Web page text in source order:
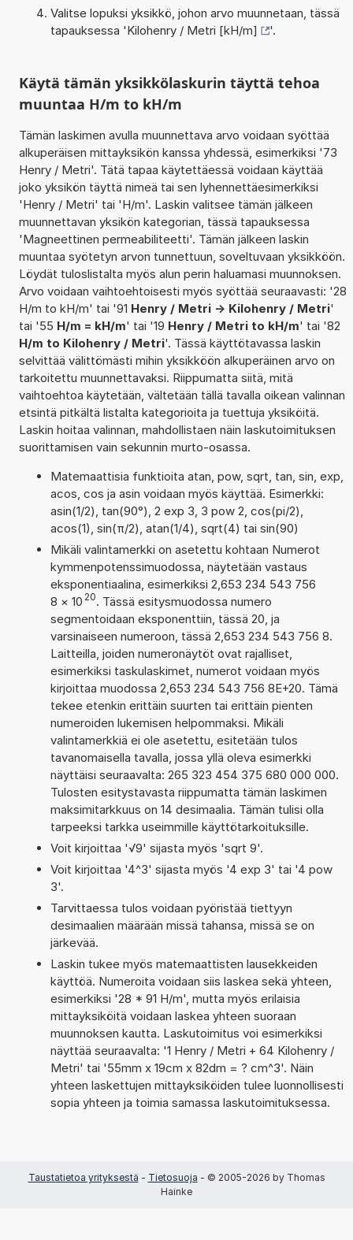
Valitse lopuksi yksikkö, johon arvo muunnetaan, tässä
tapauksessa 'Kilohenry / Metri [kH/m] '.
Käytä tämän yksikkölaskurin täyttä tehoa
muuntaa H/m to kH/m
Tämän laskimen avulla muunnettava arvo voidaan syöttää
alkuperäisen mittayksikön kanssa yhdessä, esimerkiksi '73
Henry / Metri'. Tätä tapaa käytettäessä voidaan käyttää
joko yksikön täyttä nimeä tai sen lyhennettäesimerkiksi
'Henry / Metri' tai 'H/m'. Laskin valitsee tämän jälkeen
muunnettavan yksikön kategorian, tässä tapauksessa
'Magneettinen permeabiliteetti'. Tämän jälkeen laskin
muuntaa syötetyn arvon tunnettuun, soveltuvaan yksikköön.
Löydät tuloslistalta myös alun perin haluamasi muunnoksen.
Arvo voidaan vaihtoehtoisesti myös syöttää seuraavasti: '28
H/m to kH/m' tai '91 Henry / Metri -> Kilohenry / Metri'
tai '55 H/m = kH/m' tai '19 Henry / Metri to kH/m' tai '82
H/m to Kilohenry / Metri'. Tässä käyttötavassa laskin
selvittää välittömästi mihin yksikköön alkuperäinen arvo on
tarkoitettu muunnettavaksi. Riippumatta siitä, mitä
vaihtoehtoa käytetään, vältetään tällä tavalla oikean valinnan
etsintä pitkältä listalta kategorioita ja tuettuja yksiköitä.
Laskin hoitaa valinnan, mahdollistaen näin laskutoimituksen
suorittamisen vain sekunnin murto-osassa.
Matemaattisia funktioita atan, pow, sqrt, tan, sin, exp,
acos, cos ja asin voidaan myös käyttää. Esimerkki:
asin(1/2), tan(90°), 2 exp 3, 3 pow 2, cos(pi/2),
acos(1), sin(π/2), atan(1/4), sqrt(4) tai sin(90)
Mikäli valintamerkki on asetettu kohtaan Numerot
kymmenpotenssimuodossa, näytetään vastaus
eksponentiaalina, esimerkiksi 2,653 234 543 756
8 × 10 20. Tässä esitysmuodossa numero
segmentoidaan eksponenttiin, tässä 20, ja
varsinaiseen numeroon, tässä 2,653 234 543 756 8.
Laitteilla, joiden numeronäytöt ovat rajalliset,
esimerkiksi taskulaskimet, numerot voidaan myös
kirjoittaa muodossa 2,653 234 543 756 8E+20. Tämä
tekee etenkin erittäin suurten tai erittäin pienten
numeroiden lukemisen helpommaksi. Mikäli
valintamerkkiä ei ole asetettu, esitetään tulos
tavanomaisella tavalla, jossa yllä oleva esimerkki
näyttäisi seuraavalta: 265 323 454 375 680 000 000.
Tulosten esitystavasta riippumatta tämän laskimen
maksimitarkkuus on 14 desimaalia. Tämän tulisi olla
tarpeeksi tarkka useimmille käyttötarkoituksille.
Voit kirjoittaa '√9' sijasta myös 'sqrt 9'.
Voit kirjoittaa '4^3' sijasta myös '4 exp 3' tai '4 pow
3'.
Tarvittaessa tulos voidaan pyöristää tiettyyn
desimaalien määrään missä tahansa, missä se on
järkevää.
Laskin tukee myös matemaattisten lausekkeiden
käyttöä. Numeroita voidaan siis laskea sekä yhteen,
esimerkiksi '28 * 91 H/m', mutta myös erilaisia
mittayksiköitä voidaan laskea yhteen suoraan
muunnoksen kautta. Laskutoimitus voi esimerkiksi
näyttää seuraavalta: '1 Henry / Metri + 64 Kilohenry /
Metri' tai '55mm x 19cm x 82dm = ? cm^3'. Näin
yhteen laskettujen mittayksiköiden tulee luonnollisesti
sopia yhteen ja toimia samassa laskutoimituksessa.
Taustatietoa yrityksestä - Tietosuoja - © 2005-2026 by Thomas
Hainke